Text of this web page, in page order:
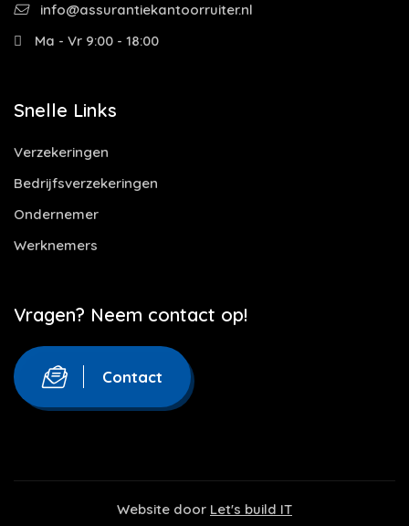
info@assurantiekantoorruiter.nl
Ma - Vr 9:00 - 18:00
Snelle Links
Verzekeringen
Bedrijfsverzekeringen
Ondernemer
Werknemers
Vragen? Neem contact op!
Contact
Website door Let's build IT